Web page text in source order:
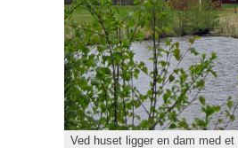
Ved huset ligger en dam med